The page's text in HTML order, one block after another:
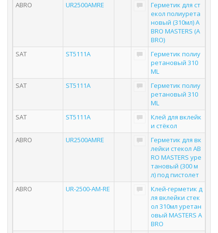
ABRO
UR2500AMRE
Герметик для ст
екол полиурета
новый (310мл) A
BRO MASTERS (A
BRO)
SAT
ST5111A
Герметик полиу
ретановый 310
ML
SAT
ST5111A
Герметик полиу
ретановый 310
ML
SAT
ST5111A
Клей для вклейк
и стёкол
ABRO
UR2500AMRE
Герметик для вк
лейки стекол AB
RO MASTERS уре
тановый (300 м
л) под пистолет
ABRO
UR-2500-AM-RE
Клей-герметик д
ля вклейки стек
ол 310мл уретан
овый MASTERS A
BRO